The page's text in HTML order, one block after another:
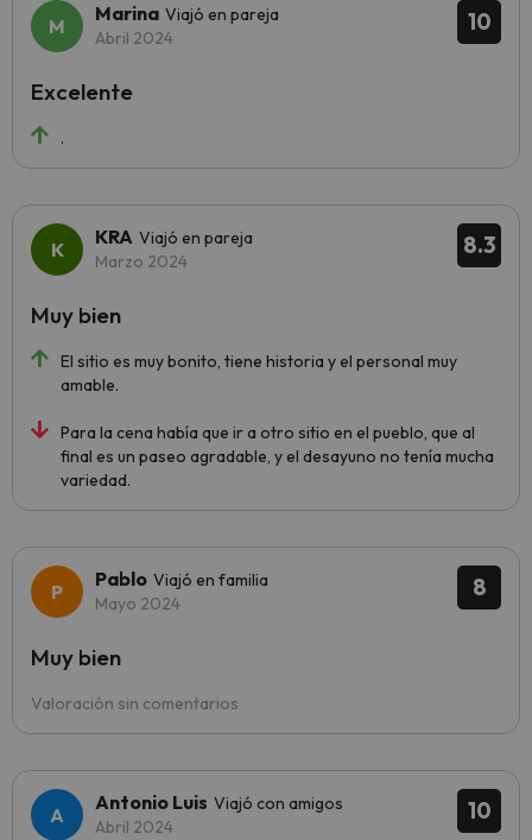
10
Marina Viajó en pareja
Abril 2024
.
Excelente
8.3
KRA Viajó en pareja
Marzo 2024
El sitio es muy bonito, tiene historia y el personal muy
amable.
Para la cena había que ir a otro sitio en el pueblo, que al
final es un paseo agradable, y el desayuno no tenía mucha
variedad.
Muy bien
8
Pablo Viajó en familia
Mayo 2024
Valoración sin comentarios
Muy bien
10
Antonio Luis Viajó con amigos
Abril 2024